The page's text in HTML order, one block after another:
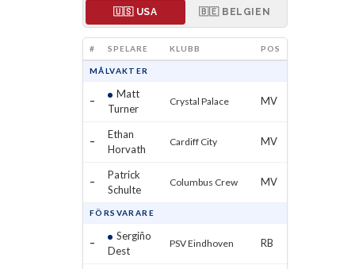
🇺🇸 USA 🇧🇪 BELGIEN
# SPELARE KLUBB POS
MÅLVAKTER
–
Matt
Turner
Crystal Palace MV
–
Ethan
Horvath
Cardiff City MV
–
Patrick
Schulte
Columbus Crew MV
FÖRSVARARE
–
Sergiño
Dest
PSV Eindhoven RB